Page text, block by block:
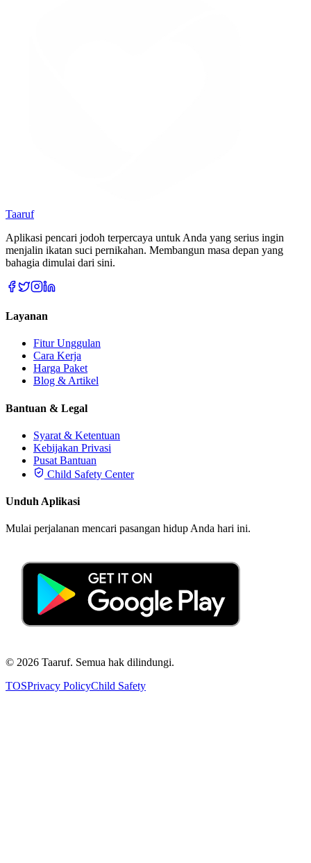
Taaruf
Aplikasi pencari jodoh terpercaya untuk Anda yang serius ingin
menjalin ikatan suci pernikahan. Membangun masa depan yang
bahagia dimulai dari sini.
Layanan
Fitur Unggulan
Cara Kerja
Harga Paket
Blog & Artikel
Bantuan & Legal
Syarat & Ketentuan
Kebijakan Privasi
Pusat Bantuan
Child Safety Center
Unduh Aplikasi
Mulai perjalanan mencari pasangan hidup Anda hari ini.
© 2026 Taaruf. Semua hak dilindungi.
TOSPrivacy PolicyChild Safety